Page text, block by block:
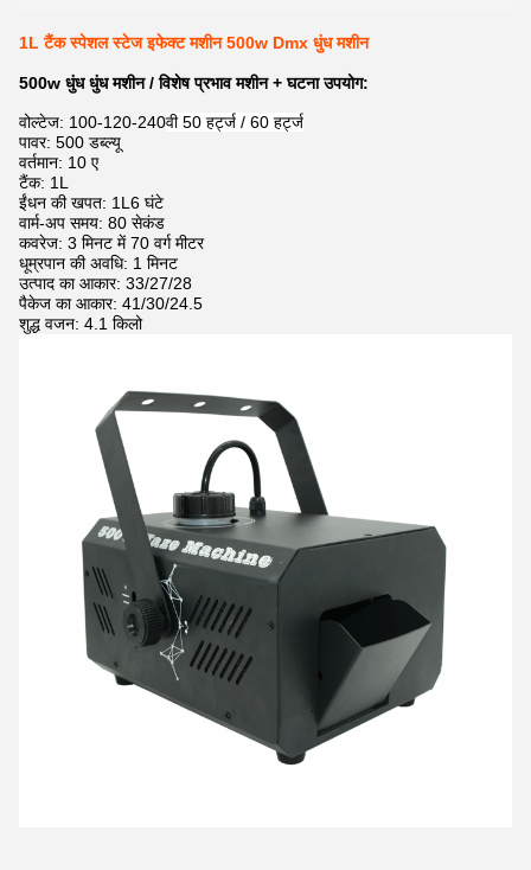
1L टैंक स्पेशल स्टेज इफेक्ट मशीन 500w Dmx धुंध मशीन
500w धुंध धुंध मशीन / विशेष प्रभाव मशीन + घटना उपयोग:
वोल्टेज: 100-120-240वी 50 हर्ट्ज / 60 हर्ट्ज
पावर: 500 डब्ल्यू
वर्तमान: 10 ए
टैंक: 1L
ईंधन की खपत: 1L6 घंटे
वार्म-अप समय: 80 सेकंड
कवरेज: 3 मिनट में 70 वर्ग मीटर
धूम्रपान की अवधि: 1 मिनट
उत्पाद का आकार: 33/27/28
पैकेज का आकार: 41/30/24.5
शुद्ध वजन: 4.1 किलो